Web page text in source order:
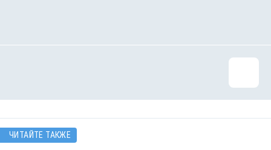
ЧИТАЙТЕ ТАКЖЕ